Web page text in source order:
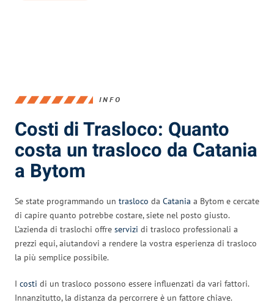
INFO
Costi di Trasloco: Quanto
costa un trasloco da Catania
a Bytom
Se state programmando un trasloco da Catania a Bytom e cercate
di capire quanto potrebbe costare, siete nel posto giusto.
L’azienda di traslochi offre servizi di trasloco professionali a
prezzi equi, aiutandovi a rendere la vostra esperienza di trasloco
la più semplice possibile.
I costi di un trasloco possono essere influenzati da vari fattori.
Innanzitutto, la distanza da percorrere è un fattore chiave.